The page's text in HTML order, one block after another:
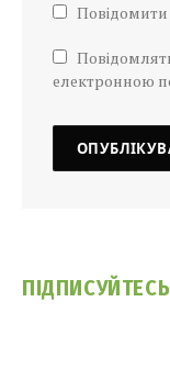
Повідомити
електронною
ПІДПИСУЙТЕСЬ